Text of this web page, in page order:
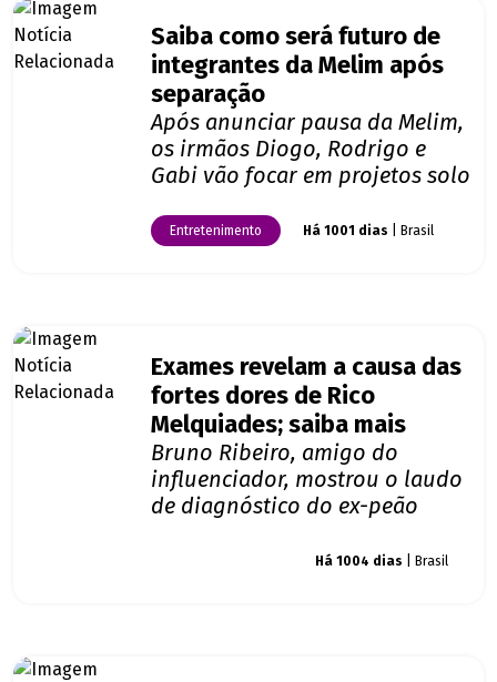
Saiba como será futuro de
integrantes da Melim após
separação
Após anunciar pausa da Melim,
os irmãos Diogo, Rodrigo e
Gabi vão focar em projetos solo
Entretenimento Há 1001 dias | Brasil
Exames revelam a causa das
fortes dores de Rico
Melquiades; saiba mais
Bruno Ribeiro, amigo do
influenciador, mostrou o laudo
de diagnóstico do ex-peão
Há 1004 dias | Brasil